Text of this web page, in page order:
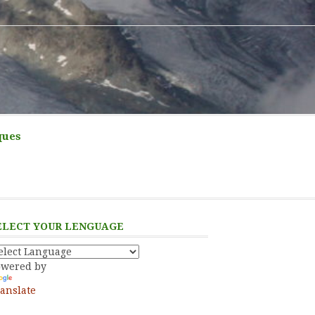
YOUR LENGUAGE
by